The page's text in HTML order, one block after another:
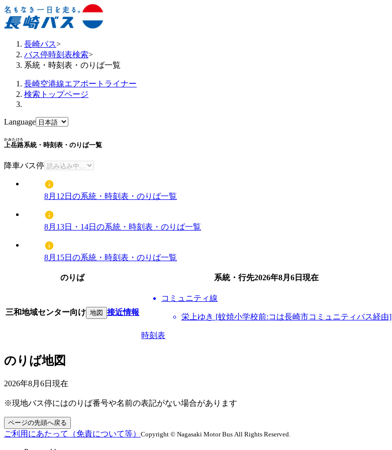
長崎バス>
バス停時刻表検索>
系統・時刻表・のりば一覧
長崎空港線エアポートライナー
検索トップページ
Language
上岳路
かみたけろ
系統・時刻表・のりば一覧
降車バス停
8月12日の系統・時刻表・のりば一覧
8月13日・14日の系統・時刻表・のりば一覧
8月15日の系統・時刻表・のりば一覧
のりば 系統・行先2026年8月6日 現在
三和地域センター向け 地図 接近情報
コミュニティ線
栄上ゆき [蚊焼小学校前:コは長崎市コミュニティバス経由]
時刻表
のりば地図
2026年8月6日 現在
※現地バス停にはのりば番号や名前の表記がない場合があります
ページの先頭へ戻る
ご利用にあたって（免責について等） Copyright © Nagasaki Motor Bus All Rights Reserved.